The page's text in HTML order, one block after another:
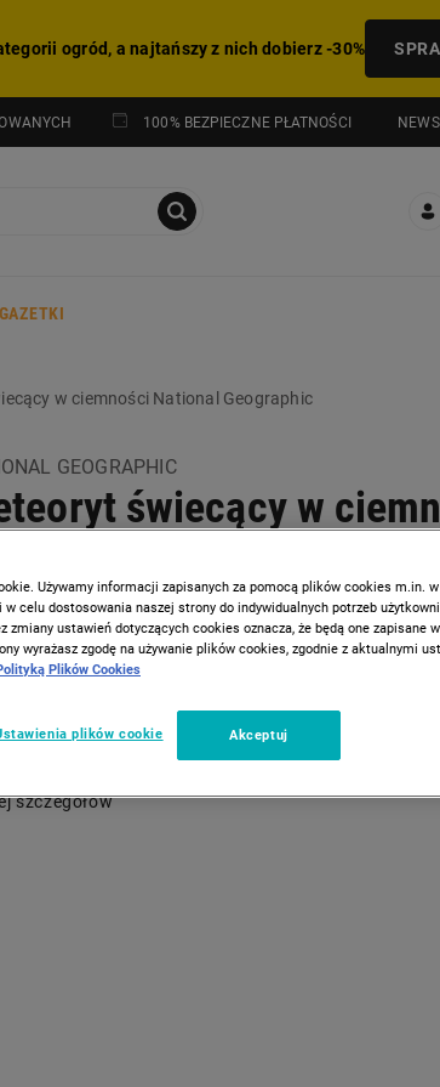
ogród, a najtańszy z nich dobierz -30%
100% BEZPIECZNE PŁATNOŚCI
w ciemności National Geographic
GEOGRAPHIC
świecący w
NATIONAL GEOGRAPHIC Meteoryt święcący w
zestaw naukowy do samodzielnego wykonania
piłki w kształcie meteorytu. Dziecko miesza
otrzymuje gotową kulę, którą można odbijać jak
szczegółów
Używamy informacji zapisanych za pomocą plików cookies m.in.
celu dostosowania naszej strony do indywidualnych potrzeb
zmiany ustawień dotyczących cookies oznacza, że będą one zapisane
wyrażasz zgodę na używanie plików cookies, zgodnie z aktualnymi
Plików Cookies
plików cookie Akceptuj